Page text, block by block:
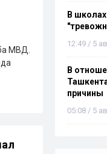
МВД.
В
12:49 / 5
В
причины
05:08 / 5